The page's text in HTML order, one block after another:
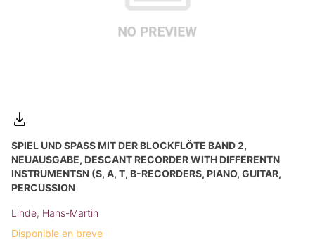
SPIEL UND SPASS MIT DER BLOCKFLÖTE BAND 2, N
EUAUSGABE, DESCANT RECORDER WITH DIFFERENTN I
NSTRUMENTSN (S, A, T, B-RECORDERS, PIANO, GUITAR, P
ERCUSSION
Linde, Hans-Martin
Disponible en breve